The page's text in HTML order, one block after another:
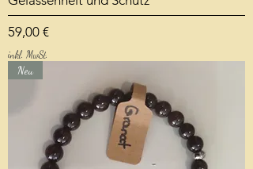
Preis
59,00 €
inkl. MwSt.
Neu